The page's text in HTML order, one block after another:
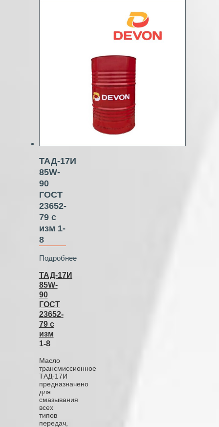
ТАД-17И
85W-
90
ГОСТ
23652-
79 с
изм 1-
8
Подробнее
ТАД-17И
85W-
90
ГОСТ
23652-
79 с
изм
1-8
Масло
трансмиссионное
ТАД-17И
предназначено
для
смазывания
всех
типов
передач,